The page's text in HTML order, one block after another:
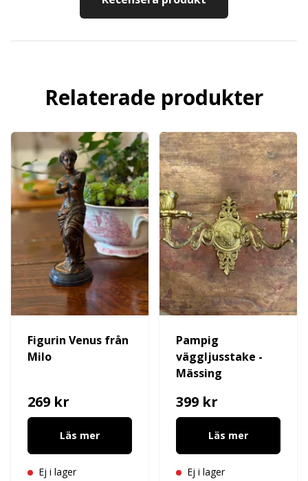
Relaterade produkter
Figurin Venus från
Milo
269 kr
Läs mer
Ej i lager
Pampig
väggljusstake -
Mässing
399 kr
Läs mer
Ej i lager